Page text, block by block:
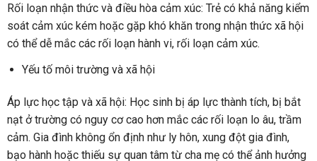
Rối loạn nhận thức và điều hòa cảm xúc: Trẻ có khả năng kiểm
soát cảm xúc kém hoặc gặp khó khăn trong nhận thức xã hội
có thể dễ mắc các rối loạn hành vi, rối loạn cảm xúc.
Yếu tố môi trường và xã hội
Áp lực học tập và xã hội: Học sinh bị áp lực thành tích, bị bắt
nạt ở trường có nguy cơ cao hơn mắc các rối loạn lo âu, trầm
cảm. Gia đình không ổn định như ly hôn, xung đột gia đình,
bạo hành hoặc thiếu sự quan tâm từ cha mẹ có thể ảnh hưởng